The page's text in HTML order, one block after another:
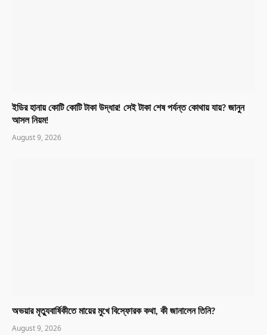
ইডির হানায় কোটি কোটি টাকা উদ্ধার! সেই টাকা শেষ পর্যন্ত কোথায় যায়? জানুন
আসল নিয়ম!
August 9, 2026
অভয়ার মৃত্যুবার্ষিকীতে মায়ের মুখে বিস্ফোরক কথা, কী জানালেন তিনি?
August 9, 2026